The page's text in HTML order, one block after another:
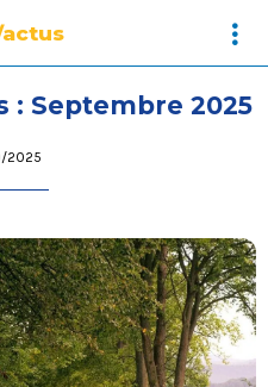
: Septembre 2025
2025